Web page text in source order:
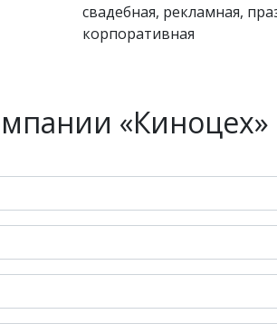
свадебная, рекламная,
корпоративная
«Киноцех»